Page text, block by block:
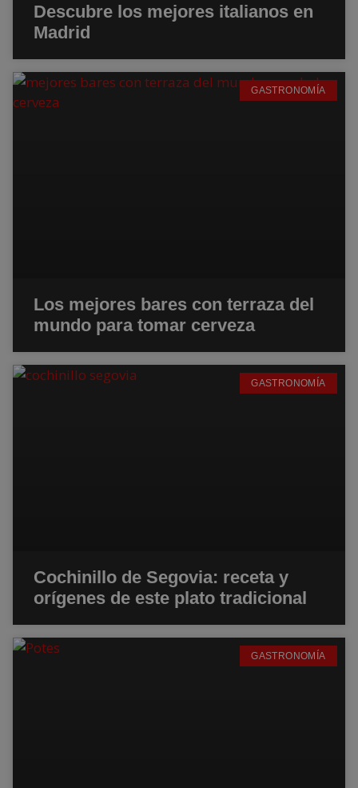
Descubre los mejores italianos en
Madrid
GASTRONOMÍA
Los mejores bares con terraza del
mundo para tomar cerveza
GASTRONOMÍA
Cochinillo de Segovia: receta y
orígenes de este plato tradicional
GASTRONOMÍA